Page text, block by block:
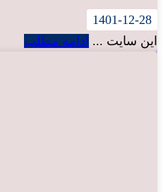
1401-12-28
این سایت ... ادامه مطلب